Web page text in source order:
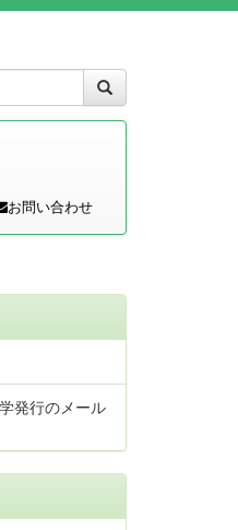
お問い合わせ
発行のメール